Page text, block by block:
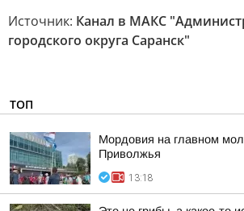
Источник: Канал в МАКС
городского округа Саранск"
ТОП
Мордовия на главном
Приволжья
13:18